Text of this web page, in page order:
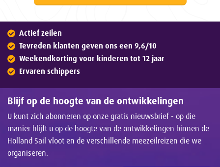
Actief zeilen
Tevreden klanten geven ons een 9,6/10
Weekendkorting voor kinderen tot 12 jaar
Ervaren schippers
Blijf op de hoogte van de ontwikkelingen
U kunt zich abonneren op onze gratis nieuwsbrief - op die
manier blijft u op de hoogte van de ontwikkelingen binnen de
Holland Sail vloot en de verschillende meezeilreizen die we
organiseren.